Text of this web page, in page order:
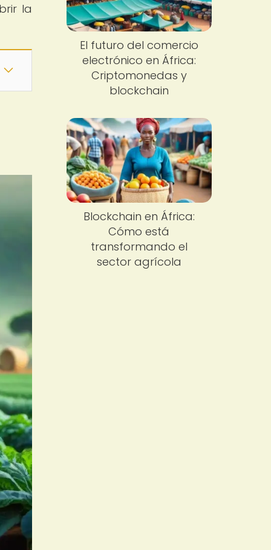
la
El futuro del comercio
electrónico en África:
Criptomonedas y
blockchain
Blockchain en África:
Cómo está
transformando el
sector agrícola